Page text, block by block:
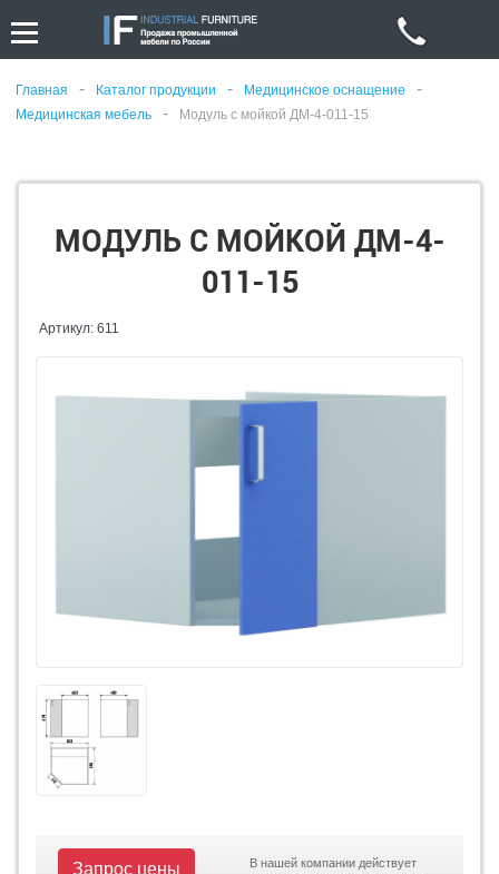
Главная - Каталог продукции - Медицинское оснащение -
Медицинская мебель - Модуль с мойкой ДМ-4-011-15
МОДУЛЬ С МОЙКОЙ ДМ-4-
011-15
Артикул: 611
Запрос цены
В нашей компании действует